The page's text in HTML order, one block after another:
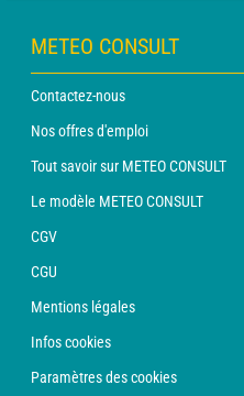
METEO CONSULT
Contactez-nous
Nos offres d'emploi
Tout savoir sur METEO CONSULT
Le modèle METEO CONSULT
CGV
CGU
Mentions légales
Infos cookies
Paramètres des cookies